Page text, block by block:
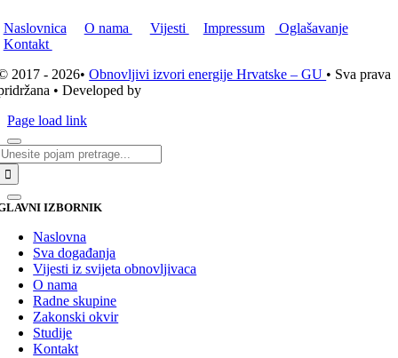
Naslovnica O nama Vijesti Impressum
Oglašavanje
Kontakt
2017 - 2026•Obnovljivi izvori energije Hrvatske – GU • Sva prava
• Developed by
Page load link
IZBORNIK
Naslovna
Sva događanja
Vijesti iz svijeta obnovljivaca
O nama
Radne skupine
Zakonski okvir
Studije
Kontakt